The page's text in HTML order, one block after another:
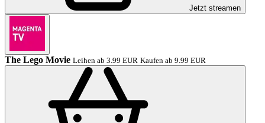
Jetzt streamen
The Lego Movie Leihen ab 3.99 EUR Kaufen ab 9.99 EUR